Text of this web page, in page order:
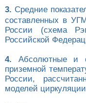
3. Средние
составленных в
России (схема
Российской
4. Абсолютные и
приземной
России,
моделей